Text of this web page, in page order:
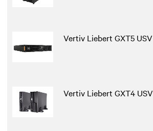
Vertiv Liebert GXT5 USV
Vertiv Liebert GXT4 USV